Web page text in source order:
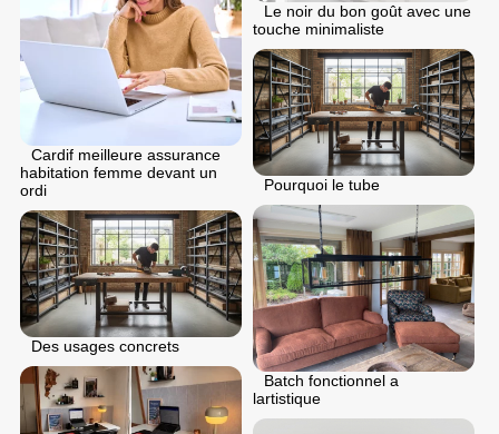
Le noir du bon goût avec une
touche minimaliste
Cardif meilleure assurance
habitation femme devant un
ordi
Pourquoi le tube
Batch fonctionnel a
lartistique
Des usages concrets